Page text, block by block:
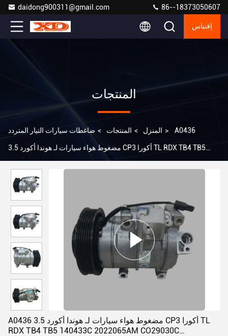
daidong900311@gmail.com 86--18373050607
إقتباس
المنتجات
المنزل > المنتجات > ضاغطات سيارات التيار المتردد > A0436
مضغوط هواء سيارات لـ هوندا أكورد 3.5 CP3 أكورا TL RDX TB4 TB5
A0436 مضغوط هواء سيارات لـ هوندا أكورد 3.5 CP3 أكورا TL
RDX TB4 TB5 140433C 2022065AM CO29030C